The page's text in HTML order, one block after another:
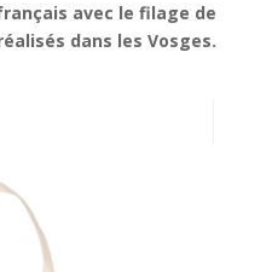
avec le filage de
dans les Vosges.